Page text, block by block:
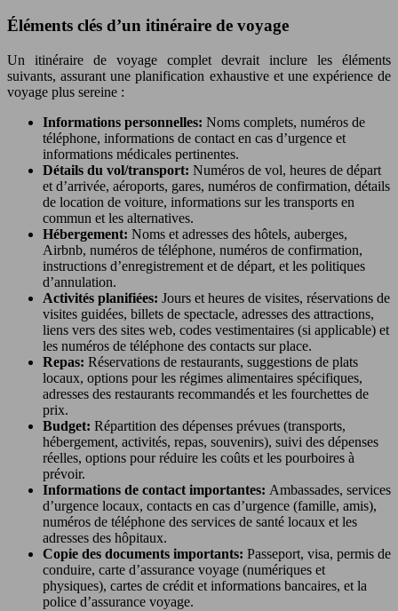
Éléments clés d’un itinéraire de voyage
Un itinéraire de voyage complet devrait inclure les éléments
suivants, assurant une planification exhaustive et une expérience de
voyage plus sereine :
Informations personnelles: Noms complets, numéros de
téléphone, informations de contact en cas d’urgence et
informations médicales pertinentes.
Détails du vol/transport: Numéros de vol, heures de départ
et d’arrivée, aéroports, gares, numéros de confirmation, détails
de location de voiture, informations sur les transports en
commun et les alternatives.
Hébergement: Noms et adresses des hôtels, auberges,
Airbnb, numéros de téléphone, numéros de confirmation,
instructions d’enregistrement et de départ, et les politiques
d’annulation.
Activités planifiées: Jours et heures de visites, réservations de
visites guidées, billets de spectacle, adresses des attractions,
liens vers des sites web, codes vestimentaires (si applicable) et
les numéros de téléphone des contacts sur place.
Repas: Réservations de restaurants, suggestions de plats
locaux, options pour les régimes alimentaires spécifiques,
adresses des restaurants recommandés et les fourchettes de
prix.
Budget: Répartition des dépenses prévues (transports,
hébergement, activités, repas, souvenirs), suivi des dépenses
réelles, options pour réduire les coûts et les pourboires à
prévoir.
Informations de contact importantes: Ambassades, services
d’urgence locaux, contacts en cas d’urgence (famille, amis),
numéros de téléphone des services de santé locaux et les
adresses des hôpitaux.
Copie des documents importants: Passeport, visa, permis de
conduire, carte d’assurance voyage (numériques et
physiques), cartes de crédit et informations bancaires, et la
police d’assurance voyage.